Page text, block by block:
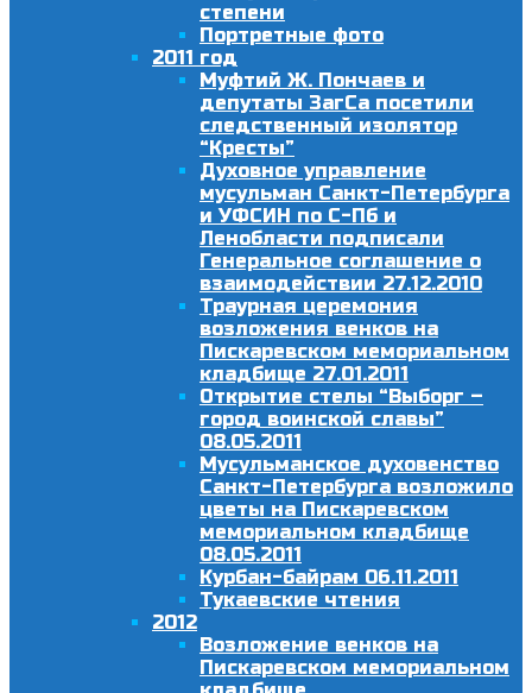
степени
Портретные фото
2011 год
Муфтий Ж. Пончаев и
депутаты ЗагСа посетили
следственный изолятор
“Кресты”
Духовное управление
мусульман Санкт-Петербурга
и УФСИН по С-Пб и
Ленобласти подписали
Генеральное соглашение о
взаимодействии 27.12.2010
Траурная церемония
возложения венков на
Пискаревском мемориальном
кладбище 27.01.2011
Открытие стелы “Выборг –
город воинской славы”
08.05.2011
Мусульманское духовенство
Санкт-Петербурга возложило
цветы на Пискаревском
мемориальном кладбище
08.05.2011
Курбан-байрам 06.11.2011
Тукаевские чтения
2012
Возложение венков на
Пискаревском мемориальном